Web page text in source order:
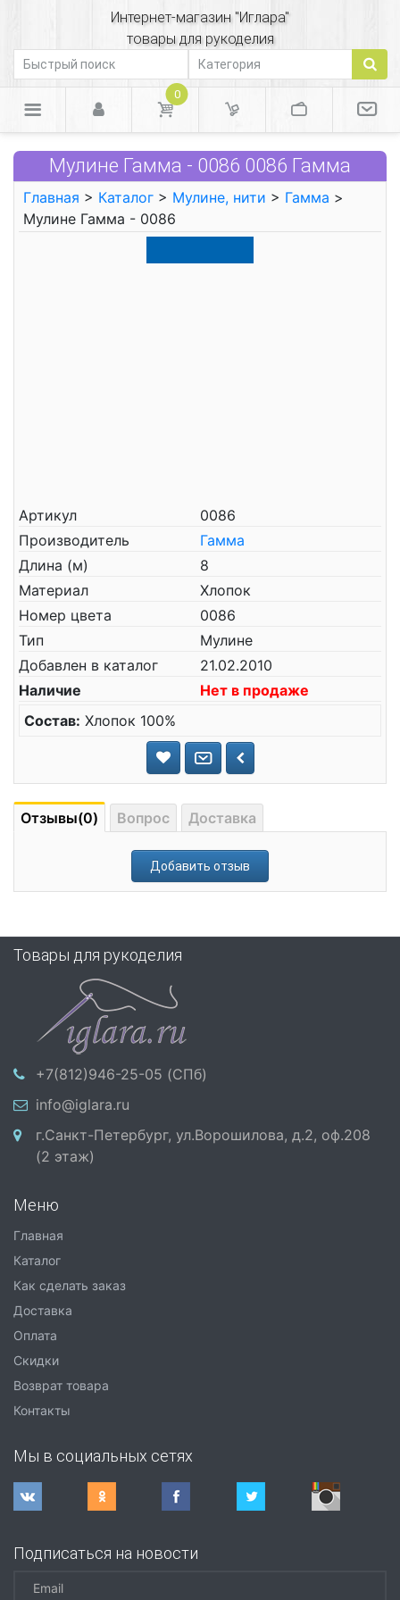
Интернет-магазин "Иглара"
товары для рукоделия
0
Мулине Гамма - 0086 0086 Гамма
Главная > Каталог > Мулине, нити > Гамма >
Мулине Гамма - 0086
Артикул
0086
Производитель
Гамма
Длина (м)
8
Материал
Хлопок
Номер цвета
0086
Тип
Мулине
Добавлен в каталог
21.02.2010
Наличие
Нет в продаже
Состав: Хлопок 100%
Отзывы(0) Вопрос Доставка
Добавить отзыв
Товары для рукоделия
+7(812)946-25-05 (СПб)
info@iglara.ru
г.Санкт-Петербург, ул.Ворошилова, д.2, оф.208
(2 этаж)
Меню
Главная
Каталог
Как сделать заказ
Доставка
Оплата
Скидки
Возврат товара
Контакты
Мы в социальных сетях
Подписаться на новости